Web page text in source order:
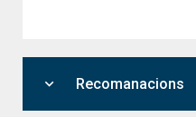
expand_more Recomanacions